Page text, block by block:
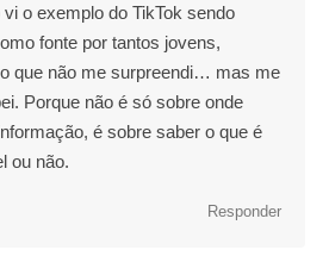
vi o exemplo do TikTok sendo
fonte por tantos jovens,
que não me surpreendi… mas me
Porque não é só sobre onde
é sobre saber o que é
ou não.
Responder